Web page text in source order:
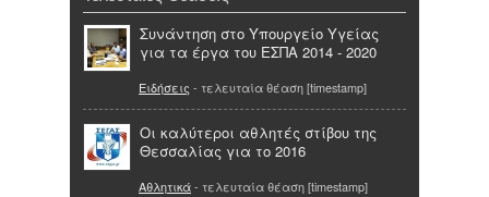
Συνάντηση στο Υπουργείο Υγείας
για τα έργα του ΕΣΠΑ 2014 - 2020
Ειδήσεις - τελευταία θέαση [timestamp]
Oι καλύτεροι αθλητές στίβου της
Θεσσαλίας για το 2016
Αθλητικά- τελευταία θέαση [timestamp]